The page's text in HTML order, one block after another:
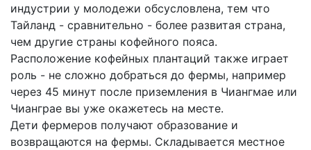
индустрии у молодежи обсусловлена, тем что
Тайланд - сравнительно - более развитая страна,
чем другие страны кофейного пояса.
Расположение кофейных плантаций также играет
роль - не сложно добраться до фермы, например
через 45 минут после приземления в Чиангмае или
Чианграе вы уже окажетесь на месте.
Дети фермеров получают образование и
возвращаются на фермы. Складывается местное